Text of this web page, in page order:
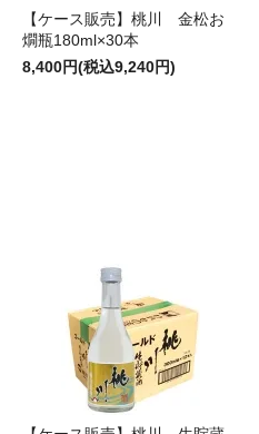
【ケース販売】桃川 金松お
燗瓶180ml×30本
8,400円(税込9,240円)